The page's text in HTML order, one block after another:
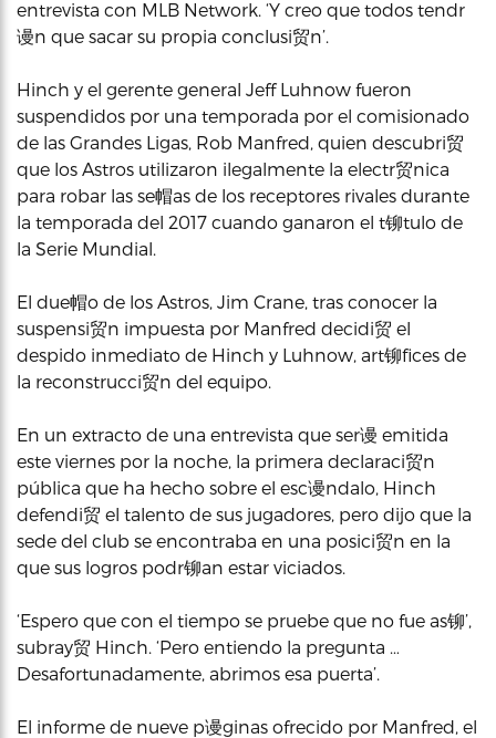
entrevista con MLB Network. ‘Y creo que todos tendr
谩n que sacar su propia conclusi贸n’.
Hinch y el gerente general Jeff Luhnow fueron
suspendidos por una temporada por el comisionado
de las Grandes Ligas, Rob Manfred, quien descubri贸
que los Astros utilizaron ilegalmente la electr贸nica
para robar las se帽as de los receptores rivales durante
la temporada del 2017 cuando ganaron el t铆tulo de
la Serie Mundial.
El due帽o de los Astros, Jim Crane, tras conocer la
suspensi贸n impuesta por Manfred decidi贸 el
despido inmediato de Hinch y Luhnow, art铆fices de
la reconstrucci贸n del equipo.
En un extracto de una entrevista que ser谩 emitida
este viernes por la noche, la primera declaraci贸n
pública que ha hecho sobre el esc谩ndalo, Hinch
defendi贸 el talento de sus jugadores, pero dijo que la
sede del club se encontraba en una posici贸n en la
que sus logros podr铆an estar viciados.
‘Espero que con el tiempo se pruebe que no fue as铆’,
subray贸 Hinch. ‘Pero entiendo la pregunta …
Desafortunadamente, abrimos esa puerta’.
El informe de nueve p谩ginas ofrecido por Manfred, el